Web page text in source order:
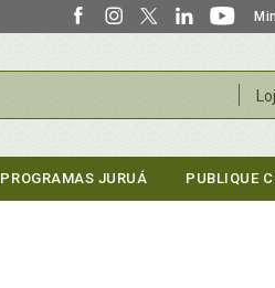
PROGRAMAS JURUÁ PUBLIQUE